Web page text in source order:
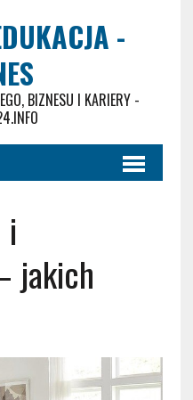
-
BIZNESU I KARIERY -
i
jakich